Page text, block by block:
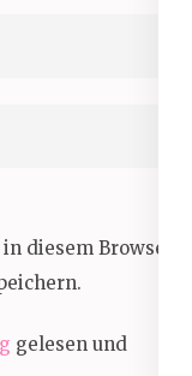
diesem Browser
gelesen und